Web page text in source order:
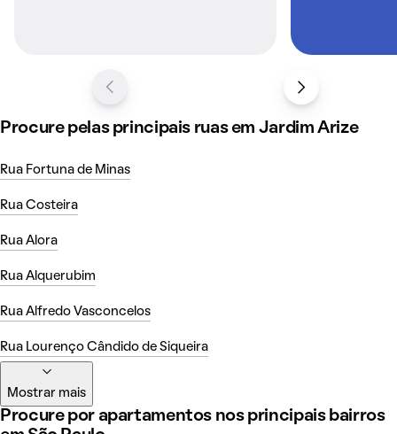
Procure pelas principais ruas em Jardim Arize
Rua Fortuna de Minas
Rua Costeira
Rua Alora
Rua Alquerubim
Rua Alfredo Vasconcelos
Rua Lourenço Cândido de Siqueira
Mostrar mais
Procure por apartamentos nos principais bairros